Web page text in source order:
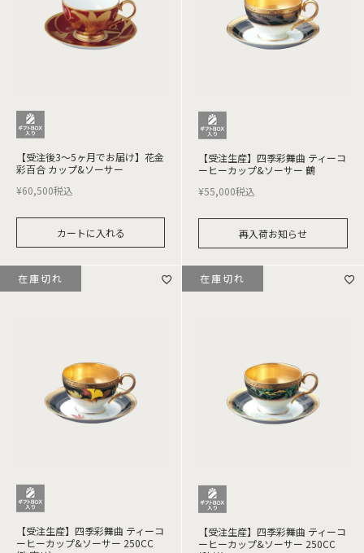
【受注後3～5ヶ月でお届け】花金
彩百合 カップ&ソーサー
¥60,500税込
カートに入れる
【受注生産】四季彩舞曲 ティーコ
ーヒーカップ&ソーサー 鶴
¥55,000税込
再入荷お知らせ
【受注生産】四季彩舞曲 ティーコ
ーヒーカップ&ソーサー 250CC
在庫切れ
【受注生産】四季彩舞曲 ティーコ
ーヒーカップ&ソーサー 250CC
在庫切れ